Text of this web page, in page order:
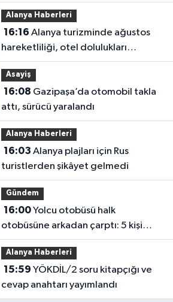
Alanya Haberleri
16:16
hareketliliği, otel dolulukları
yükseldi
Asayiş
16:08
attı, sürücü yaralandı
Alanya Haberleri
16:03
turistlerden şikâyet gelmedi
Gündem
16:00Yolcu otobüsü halk
otobüsüne arkadan çarptı: 5 kişi
yaralandı
Alanya Haberleri
15:59
cevap anahtarı yayımlandı